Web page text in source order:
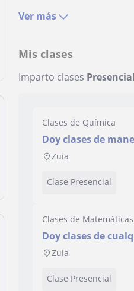
Ver más
Mis clases
Imparto clases
Clases de Química
Doy clases de
Zuia
Clase Presencial
Clases de Matemáticas
Doy clases de
química y
sanitario de
Zuia
Clase Presencial